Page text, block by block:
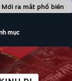
Mới ra mắt phổ biến
mục